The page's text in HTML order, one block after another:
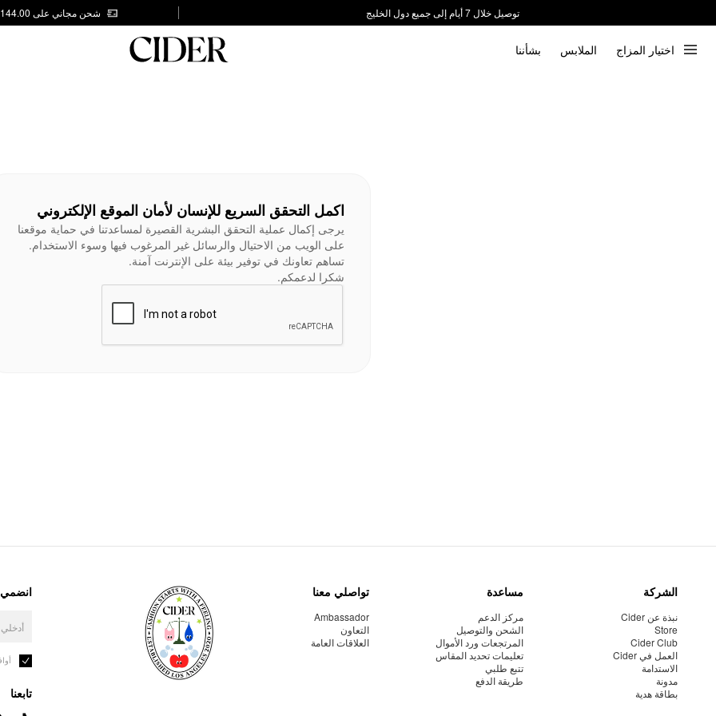
توصيل خلال 7 أيام إلى جميع دول الخليج
شحن مجاني على AED 144.00
اختيار المزاج الملابس بشأننا
اكمل التحقق السريع للإنسان لأمان الموقع الإلكتروني
يرجى إكمال عملية التحقق البشرية القصيرة لمساعدتنا في حماية موقعنا
على الويب من الاحتيال والرسائل غير المرغوب فيها وسوء الاستخدام.
تساهم تعاونك في توفير بيئة على الإنترنت آمنة.
شكرا لدعمكم.
الشركة
نبذة عن Cider
Store
Cider Club
العمل في Cider
الاستدامة
مدونة
بطاقة هدية
مساعدة
مركز الدعم
الشحن والتوصيل
المرتجعات ورد الأموال
تعليمات تحديد المقاس
تتبع طلبي
طريقة الدفع
تواصلي معنا
Ambassador
التعاون
العلاقات العامة
انضمي
تابعنا